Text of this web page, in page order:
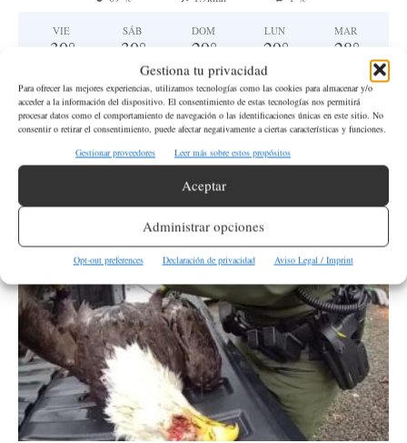
Gestiona tu privacidad
Para ofrecer las mejores experiencias, utilizamos tecnologías como las cookies para almacenar y/o
acceder a la información del dispositivo. El consentimiento de estas tecnologías nos permitirá
procesar datos como el comportamiento de navegación o las identificaciones únicas en este sitio. No
consentir o retirar el consentimiento, puede afectar negativamente a ciertas características y funciones.
Gestionar proveedores
Leer más sobre estos propósitos
Aceptar
Administrar opciones
Opt-out preferences Declaración de privacidad Aviso Legal / Imprint
VIE
30°
SÁB
30°
DOM
29°
LUN
29°
MAR
28°
QUIERO DONAR